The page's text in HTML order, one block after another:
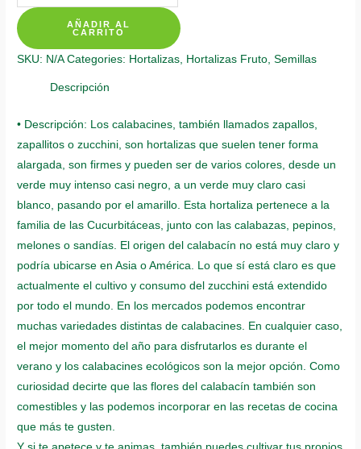
Orgánicas
De
Zucchini
Enano
quantity
AÑADIR AL
CARRITO
SKU: N/A Categories: Hortalizas, Hortalizas Fruto,Semillas
Descripción
• Descripción: Los calabacines, también llamados zapallos,
zapallitos o zucchini, son hortalizas que suelen tener forma
alargada, son firmes y pueden ser de varios colores, desde un
verde muy intenso casi negro, a un verde muy claro casi
blanco, pasando por el amarillo. Esta hortaliza pertenece a la
familia de las Cucurbitáceas, junto con las calabazas, pepinos,
melones o sandías. El origen del calabacín no está muy claro y
podría ubicarse en Asia o América. Lo que sí está claro es que
actualmente el cultivo y consumo del zucchini está extendido
por todo el mundo. En los mercados podemos encontrar
muchas variedades distintas de calabacines. En cualquier caso,
el mejor momento del año para disfrutarlos es durante el
verano y los calabacines ecológicos son la mejor opción. Como
curiosidad decirte que las flores del calabacín también son
comestibles y las podemos incorporar en las recetas de cocina
que más te gusten.